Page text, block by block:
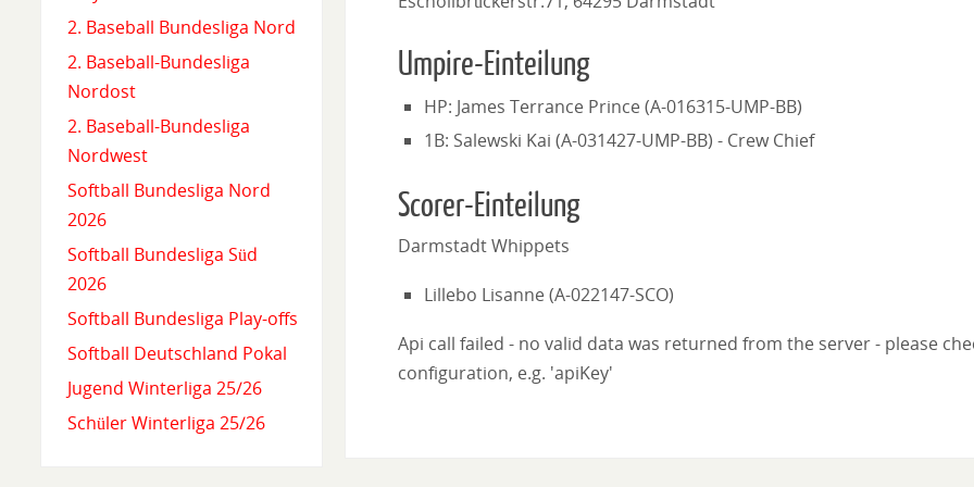
Umpire-Einteilung
HP: James Terrance Prince (A-016315-UMP-BB)
1B: Salewski Kai (A-031427-UMP-BB) - Crew Chief
Scorer-Einteilung
Darmstadt Whippets
Lillebo Lisanne (A-022147-SCO)
Api call failed - no valid data was returned from the server - please
configuration, e.g. 'apiKey'
2. Baseball Bundesliga Nord
2. Baseball-Bundesliga
Nordost
2. Baseball-Bundesliga
Nordwest
Softball Bundesliga Nord
2026
Softball Bundesliga Süd
2026
Softball Bundesliga Play-offs
Softball Deutschland Pokal
Jugend Winterliga 25/26
Schüler Winterliga 25/26